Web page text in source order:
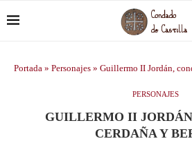
Portada » Personajes » Guillermo II Jordán,
PERSONAJES
GUILLERMO II
CERDAÑA Y